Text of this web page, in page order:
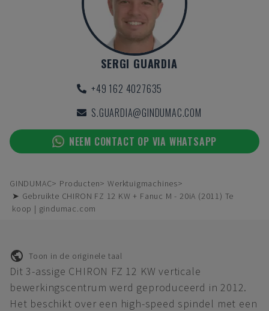
SERGI GUARDIA
+49 162 4027635
S.GUARDIA@GINDUMAC.COM
NEEM CONTACT OP VIA WHATSAPP
GINDUMAC Producten
Werktuigmachines
➤ Gebruikte CHIRON FZ 12 KW + Fanuc M - 20iA (2011) Te
koop | gindumac.com
Toon in de originele taal
Dit 3-assige CHIRON FZ 12 KW verticale
bewerkingscentrum werd geproduceerd in 2012.
Het beschikt over een high-speed spindel met een